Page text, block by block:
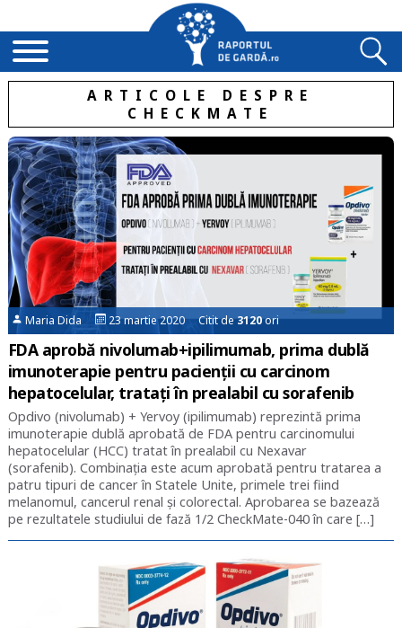
ARTICOLE DESPRE
CHECKMATE
Maria Dida 23 martie 2020 Citit de3120ori
FDA aprobă nivolumab+ipilimumab, prima dublă
imunoterapie pentru pacienții cu carcinom
hepatocelular, tratați în prealabil cu sorafenib
Opdivo (nivolumab) + Yervoy (ipilimumab) reprezintă prima
imunoterapie dublă aprobată de FDA pentru carcinomului
hepatocelular (HCC) tratat în prealabil cu Nexavar
(sorafenib). Combinația este acum aprobată pentru tratarea a
patru tipuri de cancer în Statele Unite, primele trei fiind
melanomul, cancerul renal și colorectal. Aprobarea se bazează
pe rezultatele studiului de fază 1/2 CheckMate-040 în care […]